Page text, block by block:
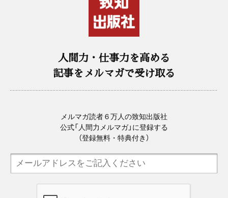
人間力・仕事力を高める
記事をメルマガで受け取る
メルマガ読者６万人の致知出版社
公式「人間力メルマガ」に登録する
（登録無料・特典付き）